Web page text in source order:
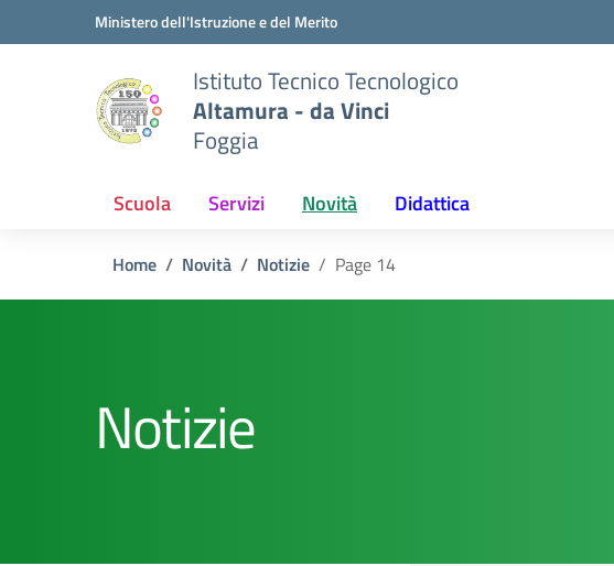
Vai ai contenuti
Vai al menu di navigazioneMinistero dell'Istruzione e del Merito
Istituto Tecnico Tecnologico
Altamura - da Vinci
Foggia
Scuola Servizi Novità Didattica
Home Novità Notizie Page 14
Notizie